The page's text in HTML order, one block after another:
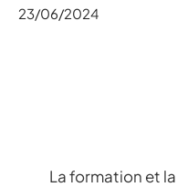
23/06/2024
La formation et